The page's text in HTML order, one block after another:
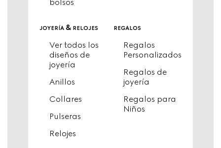
bolsos
joyería & relojes
Ver todos los
diseños de
joyería
Anillos
Collares
Pulseras
Relojes
regalos
Regalos
Personalizados
Regalos de
joyería
Regalos para
Niños